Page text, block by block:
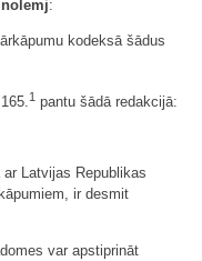
nolemj:
kodeksā šādus
1 pantu šādā redakcijā:
Latvijas Republikas
ir desmit
var apstiprināt